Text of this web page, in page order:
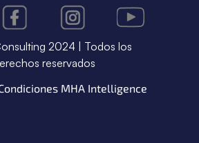
2024 | Todos los
reservados
MHA Intelligence